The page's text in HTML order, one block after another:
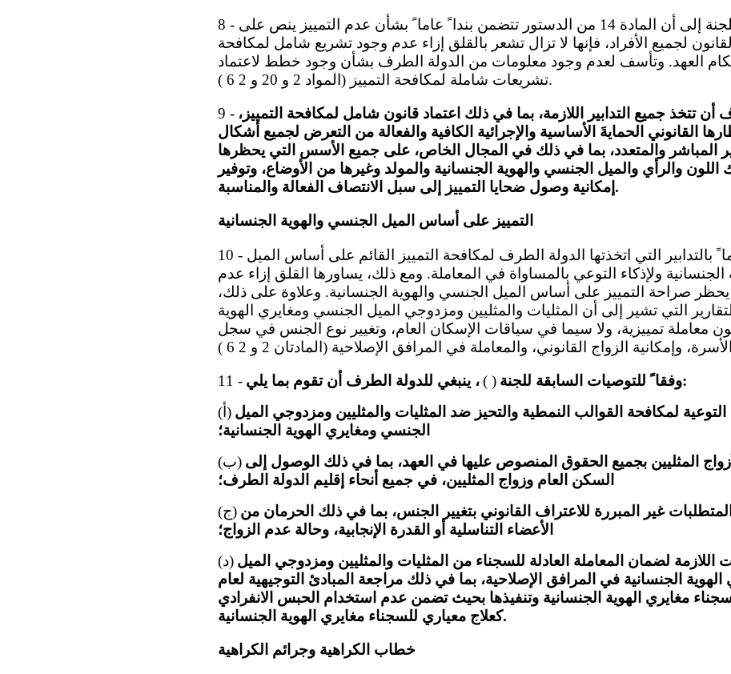
8 - بينما تشير اللجنة إلى أن المادة 14 من الدستور تتضمن بندا ً عاما ً بشأن عدم التمييز ينص على
لجميع الأفراد، فإنها لا تزال تشعر بالقلق إزاء عدم وجود تشريع شامل لمكافحة
العهد. وتأسف لعدم وجود معلومات من الدولة الطرف بشأن وجود خطط لاعتماد
تشريعات شاملة لمكافحة التمييز (المواد 2 و 20 و 2 6 ).
9 - أن تتخذ جميع التدابير اللازمة، بما في ذلك اعتماد قانون شامل لمكافحة التمييز،
القانوني الحمايةَ الأساسية والإجرائية الكافية والفعالة من التعرض لجميع أشكال
المباشر والمتعدد، بما في ذلك في المجال الخاص، على جميع الأسس التي يحظرها
اللون والرأي والميل الجنسي والهوية الجنسانية والمولد وغيرها من الأوضاع، وتوفير
إمكانية وصول ضحايا التمييز إلى سبل الانتصاف الفعالة والمناسبة.
التمييز على أساس الميل الجنسي والهوية الجنسانية
10 - تحيط اللجنة علما ً بالتدابير التي اتخذتها الدولة الطرف لمكافحة التمييز القائم على أساس الميل
ولإذكاء التوعي بالمساواة في المعاملة. ومع ذلك، يساورها القلق إزاء عدم
صراحة التمييز على أساس الميل الجنسي والهوية الجنسانية. وعلاوة على ذلك،
التي تشير إلى أن المثليات والمثليين ومزدوجي الميل الجنسي ومغايري الهوية
معاملة تمييزية، ولا سيما في سياقات الإسكان العام، وتغيير نوع الجنس في سجل
11 - وفقا ً للتوصيات السابقة للجنة ( )
، ينبغي للدولة الطرف أن تقوم بما يلي:
(أ) لمكافحة القوالب النمطية والتحيز ضد المثليات والمثليين ومزدوجي الميل
الجنسي ومغايري الهوية الجنسانية؛
(ب) المثليين بجميع الحقوق المنصوص عليها في العهد، بما في ذلك الوصول إلى
السكن العام وزواج المثليين، في جميع أنحاء إقليم الدولة الطرف؛
(ج) غير المبررة للاعتراف القانوني بتغيير الجنس، بما في ذلك الحرمان من
الأعضاء التناسلية أو القدرة الإنجابية، وحالة عدم الزواج؛
(د) اللازمة لضمان المعاملة العادلة للسجناء من المثليات والمثليين ومزدوجي الميل
الجنسانية في المرافق الإصلاحية، بما في ذلك مراجعة المبادئ التوجيهية لعام
السجناء مغايري الهوية الجنسانية وتنفيذها بحيث تضمن عدم استخدام الحبس الانفرادي
كعلاج معياري للسجناء مغايري الهوية الجنسانية.
خطاب الكراهية وجرائم الكراهية